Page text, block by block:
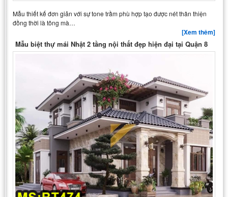
Mẫu thiết kế đơn giản với sự tone trầm phù hợp tạo được nét thân thiện
đồng thời là tông mà…
[Xem thêm]
Mẫu biệt thự mái Nhật 2 tầng nội thất đẹp hiện đại tại Quận 8